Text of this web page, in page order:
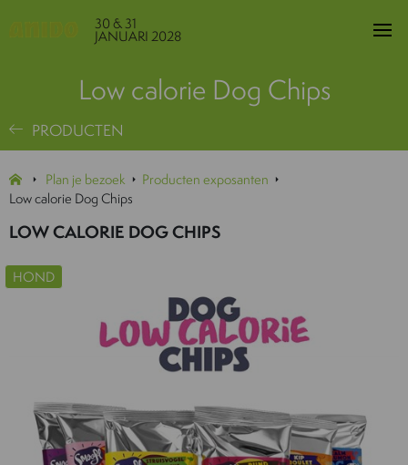
30 & 31
JANUARI 2028
Low calorie Dog Chips
PRODUCTEN
Plan je bezoek
Producten exposanten
Low calorie Dog Chips
LOW CALORIE DOG CHIPS
HOND